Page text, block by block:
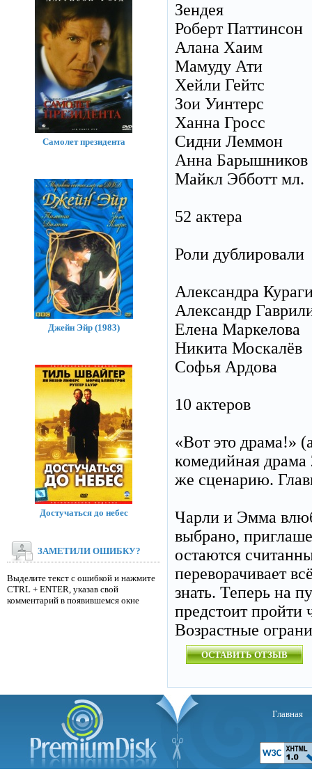
Зендея
Роберт Паттинсон
Алана Хаим
Мамуду Ати
Хейли Гейтс
Зои Уинтерс
Ханна Гросс
Сидни Леммон
Анна Барышников
Майкл Эбботт мл.
52 актера
Роли дублировали
Александра
Александр
Елена Маркелова
Никита Москалёв
Софья Ардова
10 актеров
«Вот это драма!»
комедийная драма
же сценарию.
Чарли и Эмма
выбрано,
остаются
переворачивает
знать. Теперь на
предстоит пройти
Возрастные
ОСТАВИТЬ ОТЗЫВ
Самолет президента
Джейн Эйр (1983)
Достучаться до небес
ЗАМЕТИЛИ ОШИБКУ?
Выделите текст с ошибкой и нажмите
CTRL + ENTER, указав свой
комментарий в появившемся окне
Главная